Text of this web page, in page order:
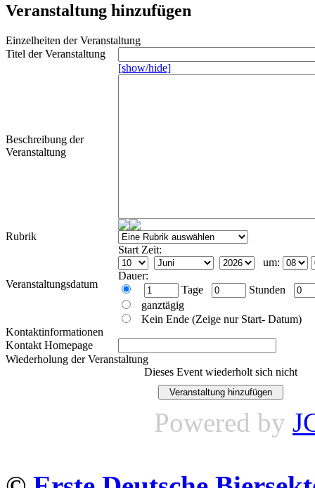
Veranstaltung hinzufügen
Einzelheiten der Veranstaltung
Titel der Veranstaltung
Beschreibung der
Veranstaltung
[show/hide]
Rubrik
Veranstaltungsdatum
Start Zeit:
um:
Dauer:
Tage
Stunden
ganztägig
Kein Ende (Zeige nur Start- Datum)
Kontaktinformationen
Kontakt Homepage
Wiederholung der Veranstaltung
Dieses Event wiederholt sich nicht
Powered by